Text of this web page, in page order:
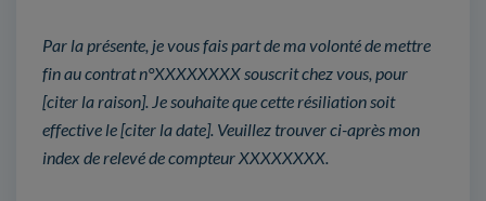
Par la présente, je vous fais part de ma volonté de mettre
fin au contrat n°XXXXXXXX souscrit chez vous, pour
[citer la raison]. Je souhaite que cette résiliation soit
effective le [citer la date]. Veuillez trouver ci-après mon
index de relevé de compteur XXXXXXXX.